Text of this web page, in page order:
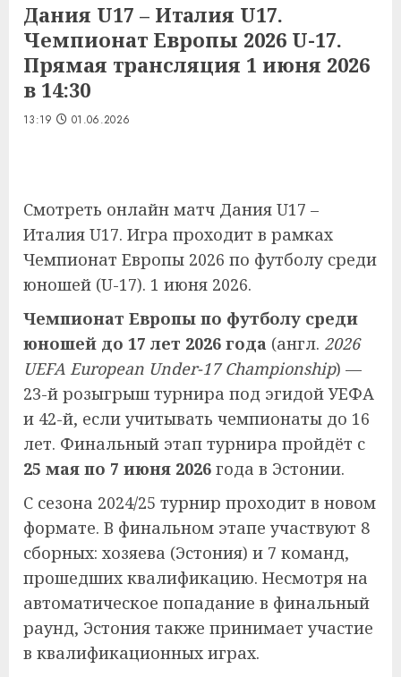
Дания U17 – Италия U17.
Чемпионат Европы 2026 U-17.
Прямая трансляция 1 июня 2026
в 14:30
13:19 01.06.2026
Смотреть онлайн матч Дания U17 –
Италия U17. Игра проходит в рамках
Чемпионат Европы 2026 по футболу среди
юношей (U-17). 1 июня 2026.
Чемпионат Европы по футболу среди
юношей до 17 лет 2026 года (англ. 2026
UEFA European Under-17 Championship) —
23-й розыгрыш турнира под эгидой УЕФА
и 42-й, если учитывать чемпионаты до 16
лет. Финальный этап турнира пройдёт с
25 мая по 7 июня 2026 года в Эстонии.
С сезона 2024/25 турнир проходит в новом
формате. В финальном этапе участвуют 8
сборных: хозяева (Эстония) и 7 команд,
прошедших квалификацию. Несмотря на
автоматическое попадание в финальный
раунд, Эстония также принимает участие
в квалификационных играх.